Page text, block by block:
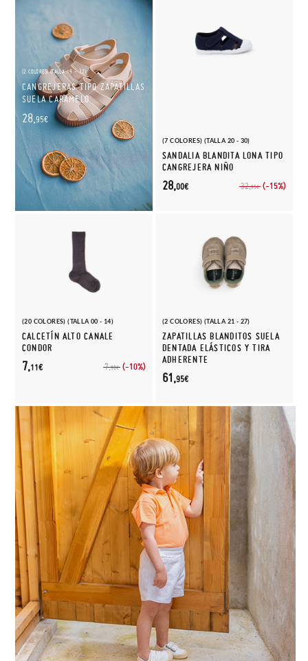
(2 COLORES) (TALLA 19 - 32)
CANGREJERAS TIPO ZAPATILLAS
SUELA CARAMELO
28, 95€
(7 COLORES) (TALLA 20 - 30)
SANDALIA BLANDITA LONA TIPO
CANGREJERA NIÑO
32,95€ (-15%)
28,00€
(20 COLORES) (TALLA 00 - 14)
CALCETÍN ALTO CANALE
CONDOR
7,90€ (-10%)
7,11€
(2 COLORES) (TALLA 21 - 27)
ZAPATILLAS BLANDITOS SUELA
DENTADA ELÁSTICOS Y TIRA
ADHERENTE
61,95€